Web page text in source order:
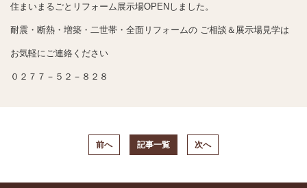
住まいまるごとリフォーム展示場OPENしました。
耐震・断熱・増築・二世帯・全面リフォームの ご相談＆展示場見学は
お気軽にご連絡ください
０２７７－５２－８２８
前へ 記事一覧 次へ